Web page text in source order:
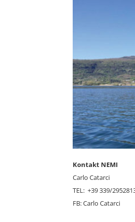
Kontakt NEMI
Carlo Catarci
TEL: +39 339/
FB: Carlo Catarci